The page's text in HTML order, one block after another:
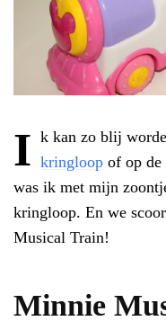
I k kan zo blij
kringloop of op de
was ik met mijn
kringloop. En we
Musical Train!
Minnie